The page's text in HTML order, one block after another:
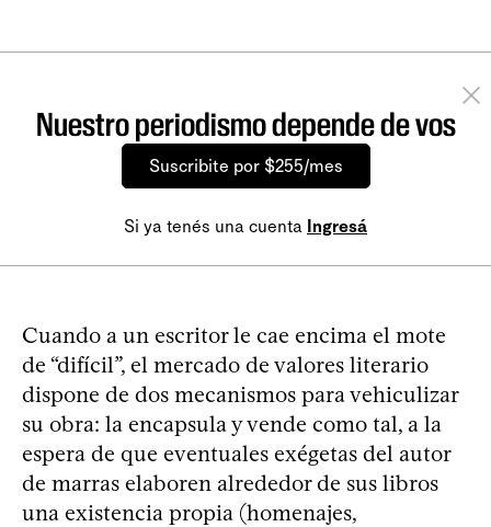
Nuestro periodismo depende de vos
Suscribite por $255/mes
Si ya tenés una cuenta Ingresá
Cuando a un escritor le cae encima el mote
de “difícil”, el mercado de valores literario
dispone de dos mecanismos para vehiculizar
su obra: la encapsula y vende como tal, a la
espera de que eventuales exégetas del autor
de marras elaboren alrededor de sus libros
una existencia propia (homenajes,